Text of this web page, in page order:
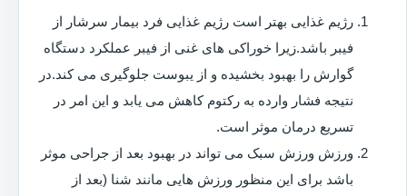
رژیم غذایی بهتر است رژیم غذایی فرد بیمار سرشار از
فیبر باشد.زیرا خوراکی های غنی از فیبر عملکرد دستگاه
گوارش را بهبود بخشیده و از یبوست جلوگیری می کند.در
نتیجه فشار وارده به رکتوم کاهش می یابد و این امر در
تسریع درمان موثر است.
ورزش ورزش سبک می تواند در بهبود بعد از جراحی موثر
باشد برای این منظور ورزش هایی مانند شنا (بعد از